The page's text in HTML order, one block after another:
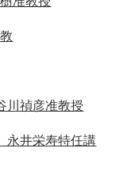
禎彦准教授
井栄寿特任講